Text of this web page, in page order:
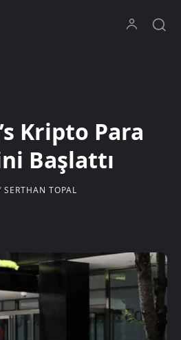
Kripto Para
Başlattı
SERTHAN TOPAL